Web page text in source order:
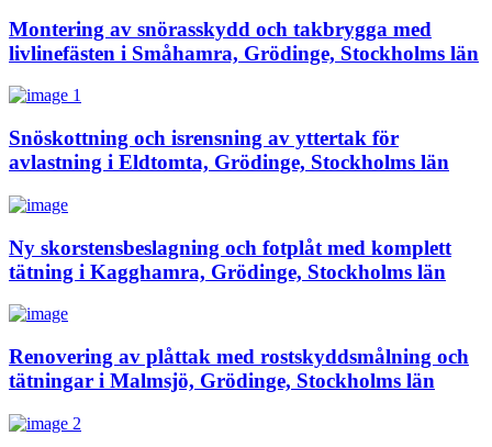
Montering av snörasskydd och takbrygga med
livlinefästen i Småhamra, Grödinge, Stockholms län
Snöskottning och isrensning av yttertak för
avlastning i Eldtomta, Grödinge, Stockholms län
Ny skorstensbeslagning och fotplåt med komplett
tätning i Kagghamra, Grödinge, Stockholms län
Renovering av plåttak med rostskyddsmålning och
tätningar i Malmsjö, Grödinge, Stockholms län